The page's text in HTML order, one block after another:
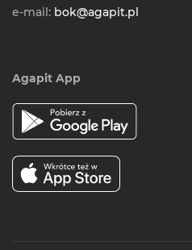
e-mail: bok@agapit.pl
Agapit App